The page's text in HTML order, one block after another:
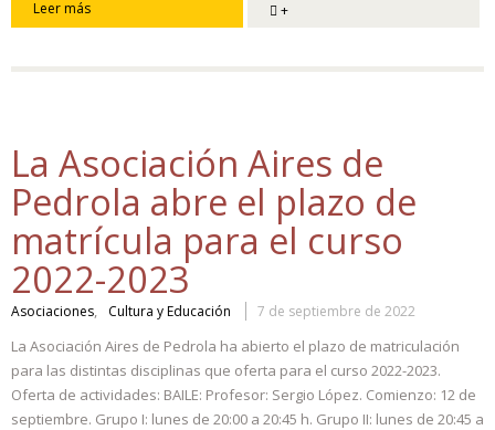
Leer más +
La Asociación Aires de
Pedrola abre el plazo de
matrícula para el curso
2022-2023
Asociaciones, Cultura y Educación 7 de septiembre de 2022
La Asociación Aires de Pedrola ha abierto el plazo de matriculación
para las distintas disciplinas que oferta para el curso 2022-2023.
Oferta de actividades: BAILE: Profesor: Sergio López. Comienzo: 12 de
septiembre. Grupo I: lunes de 20:00 a 20:45 h. Grupo II: lunes de 20:45 a